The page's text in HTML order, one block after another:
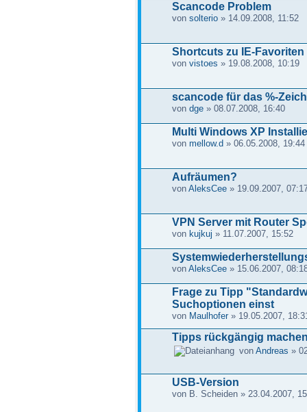
Scancode Problem
von solterio» 14.09.2008, 11:52
Shortcuts zu IE-Favoriten
von vistoes » 19.08.2008, 10:19
scancode für das %-
von dge» 08.07.2008, 16:40
Multi Windows XP
von mellow.d » 06.05.2008, 19:44
Aufräumen?
von AleksCee» 19.09.2007,
VPN Server mit Router
von kujkuj » 11.07.2007, 15:52
von AleksCee» 15.06.2007,
Frage zu Tipp
Suchoptionen einst
von Maulhofer» 19.05.2007,
Tipps rückgängig
von Andreas »
USB-Version
von B. Scheiden » 23.04.2007,